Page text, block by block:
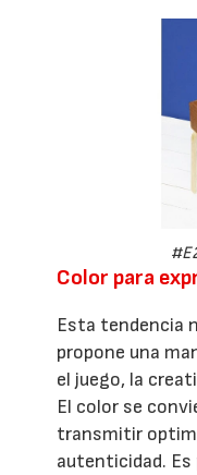
Color para
Esta tendencia
propone una
el juego, la
El color se
transmitir
autenticidad. Es